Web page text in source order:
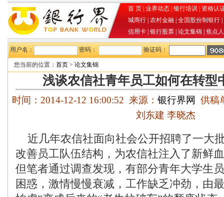
首 页 业界动态 银行培训
资格认
城商行 农村金融 全国股份制银行
信用卡 银行股票 论文集锦 焦点
用户名： 密码： 验证码：
您当前的位置： 首页 > 论文集锦
浅谈农信社青年员工如何在转型
时间：2014-12-12 16:00:52 来源： 银行界网
供稿
刘东建 李晓杰
近几年农信社面向社会公开招聘了一大
改善员工队伍结构，为农信社注入了新鲜
但笔者通过调查发现，有部分青年大学生
困惑，激情慢慢衰减，工作缺乏冲劲，由